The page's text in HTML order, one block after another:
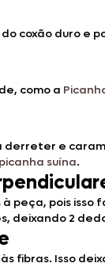
coxão duro e
como a
derreter e
suína.
pois isso
deixando 2
fibras. Isso